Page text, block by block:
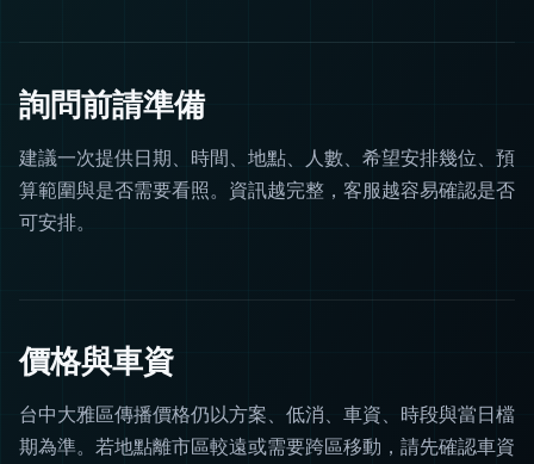
詢問前請準備
建議一次提供日期、時間、地點、人數、希望安排幾位、預
算範圍與是否需要看照。資訊越完整，客服越容易確認是否
可安排。
價格與車資
台中大雅區傳播價格仍以方案、低消、車資、時段與當日檔
期為準。若地點離市區較遠或需要跨區移動，請先確認車資